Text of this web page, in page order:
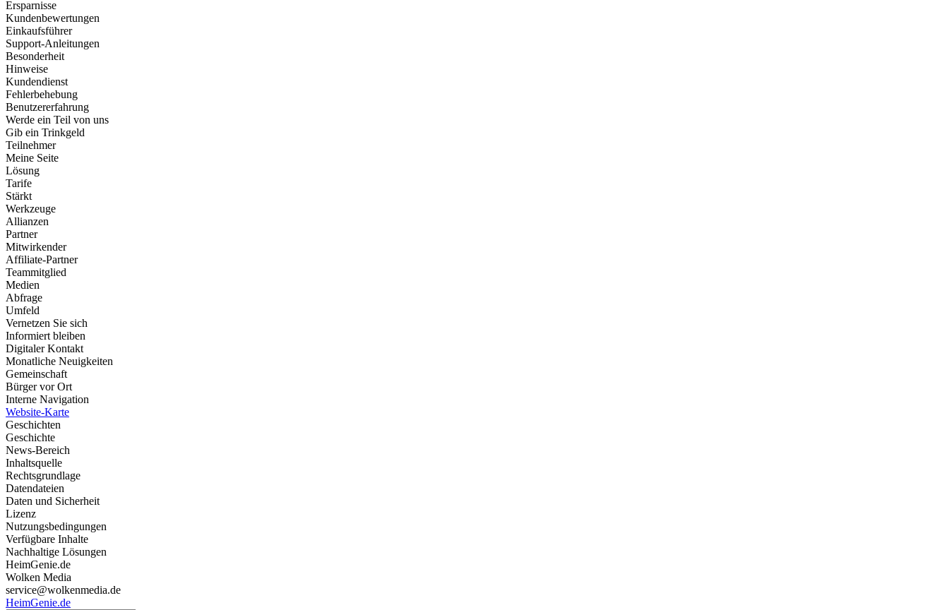
Ersparnisse
Kundenbewertungen
Einkaufsführer
Support-Anleitungen
Besonderheit
Hinweise
Kundendienst
Fehlerbehebung
Benutzererfahrung
Werde ein Teil von uns
Gib ein Trinkgeld
Teilnehmer
Meine Seite
Lösung
Tarife
Stärkt
Werkzeuge
Allianzen
Partner
Mitwirkender
Affiliate-Partner
Teammitglied
Medien
Abfrage
Umfeld
Vernetzen Sie sich
Informiert bleiben
Digitaler Kontakt
Monatliche Neuigkeiten
Gemeinschaft
Bürger vor Ort
Interne Navigation
Website-Karte
Geschichten
Geschichte
News-Bereich
Inhaltsquelle
Rechtsgrundlage
Datendateien
Daten und Sicherheit
Lizenz
Nutzungsbedingungen
Verfügbare Inhalte
Nachhaltige Lösungen
HeimGenie.de
Wolken Media
service@wolkenmedia.de
HeimGenie.de